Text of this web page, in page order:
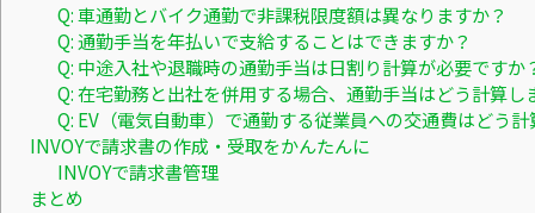
Q: 車通勤とバイク通勤で非課税限度額は異なりますか？
Q: 通勤手当を年払いで支給することはできますか？
Q: 中途入社や退職時の通勤手当は日割り計算が必要ですか
Q: 在宅勤務と出社を併用する場合、通勤手当はどう計算し
Q: EV（電気自動車）で通勤する従業員への交通費はどう
INVOYで請求書の作成・受取をかんたんに
INVOYで請求書管理
まとめ